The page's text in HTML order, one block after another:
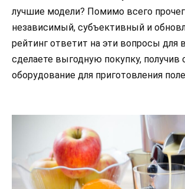
лучшие модели? Помимо всего
независимый, субъективный и
рейтинг ответит на эти вопросы для
сделаете выгодную покупку, получив
оборудование для приготовления